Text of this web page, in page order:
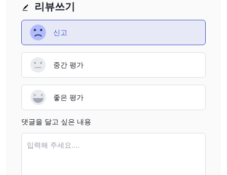
리뷰쓰기
신고
중간 평가
좋은 평가
댓글을 달고 싶은 내용
입력해 주세요....